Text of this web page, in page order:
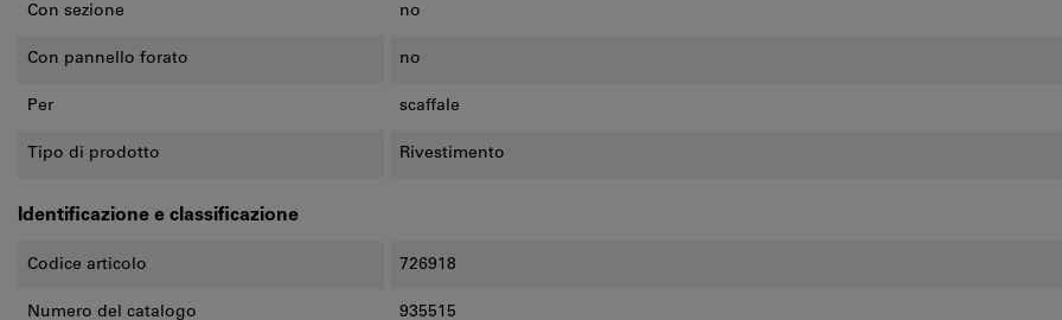
Con sezione no
Con pannello forato no
Per scaffale
Tipo di prodotto Rivestimento
Identificazione e classificazione
Codice articolo 726918
Numero del catalogo 935515